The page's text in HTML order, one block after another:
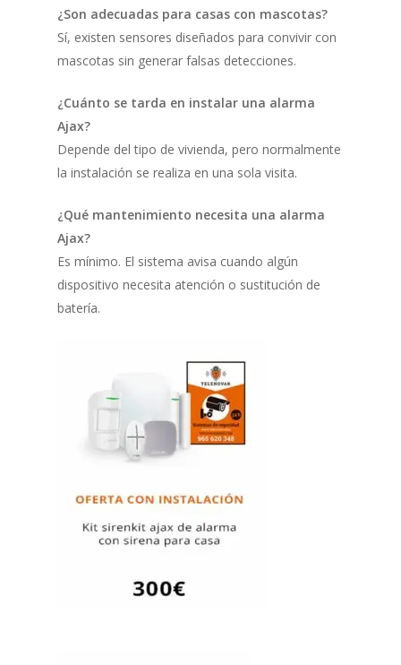
¿Son adecuadas para casas con mascotas?
Sí, existen sensores diseñados para convivir con
mascotas sin generar falsas detecciones.
¿Cuánto se tarda en instalar una alarma
Ajax?
Depende del tipo de vivienda, pero normalmente
la instalación se realiza en una sola visita.
¿Qué mantenimiento necesita una alarma
Ajax?
Es mínimo. El sistema avisa cuando algún
dispositivo necesita atención o sustitución de
batería.